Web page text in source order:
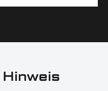
installieren.
von 14 Tagen